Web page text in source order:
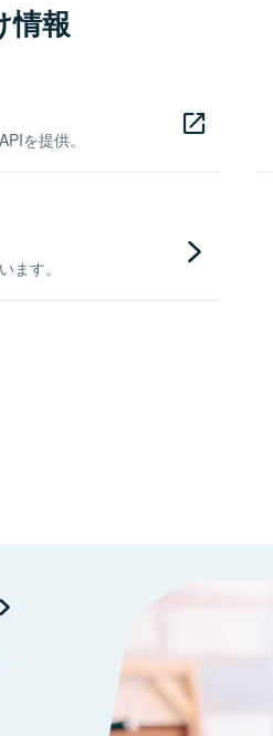
情報
を提供。
ます。